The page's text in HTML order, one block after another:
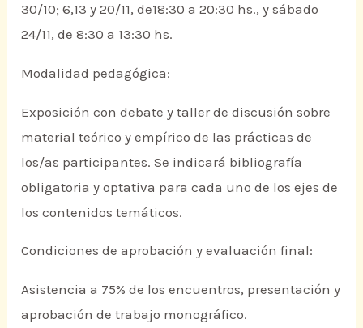
30/10; 6,13 y 20/11, de18:30 a 20:30 hs., y sábado
24/11, de 8:30 a 13:30 hs.
Modalidad pedagógica:
Exposición con debate y taller de discusión sobre
material teórico y empírico de las prácticas de
los/as participantes. Se indicará bibliografía
obligatoria y optativa para cada uno de los ejes de
los contenidos temáticos.
Condiciones de aprobación y evaluación final:
Asistencia a 75% de los encuentros, presentación y
aprobación de trabajo monográfico.